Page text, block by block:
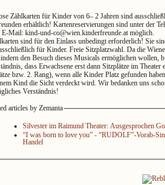
Zählkarten für Kinder von 6– 2 Jahren sind
erhältlich! Kartenreservierungen sind unter der
E-Mail: kind-und-co@wien.kinderfreunde.at möglich.
sind für den Einlass unbedingt erforderlich! Sie
für Kinder. Freie Sitzplatzwahl. Da die
den Besuch dieses Musicals ermöglichen wollen,
dass Erwachsene erst dann Sitzplätze im Theater
bzw. 2. Rang), wenn alle Kinder Platz gefunden
Kind die Sicht verdeckt wird. Wir bedanken uns
Verständnis!
articles by Zemanta
Silvester im Raimund Theater: Ausgesprochen
“I was born to love you” - “RUDOLF”-Vorab-
Handel